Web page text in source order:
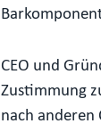
CEO und
Zustimmung
nach anderen